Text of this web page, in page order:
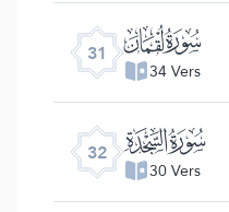
31 ﮫ
34 Vers
32 ﮬ
30 Vers